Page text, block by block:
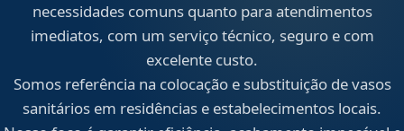
necessidades comuns quanto para atendimentos
imediatos, com um serviço técnico, seguro e com
excelente custo.
Somos referência na colocação e substituição de vasos
sanitários em residências e estabelecimentos locais.